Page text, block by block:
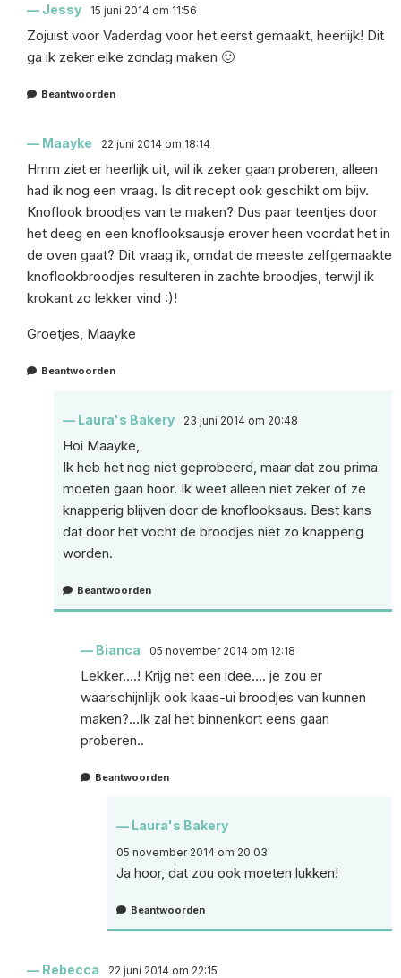
Jessy 15 juni 2014 om 11:56
Zojuist voor Vaderdag voor het eerst gemaakt, heerlijk! Dit
ga ik zeker elke zondag maken 🙂
Beantwoorden
Maayke 22 juni 2014 om 18:14
Hmm ziet er heerlijk uit, wil ik zeker gaan proberen, alleen
had ik nog een vraag. Is dit recept ook geschikt om bijv.
Knoflook broodjes van te maken? Dus paar teentjes door
het deeg en een knoflooksausje erover heen voordat het in
de oven gaat? Dit vraag ik, omdat de meeste zelfgemaakte
knoflookbroodjes resulteren in zachte broodjes, terwijl ik
krokant zo lekker vind :)!
Groetjes, Maayke
Beantwoorden
Laura's Bakery 23 juni 2014 om 20:48
Hoi Maayke,
Ik heb het nog niet geprobeerd, maar dat zou prima
moeten gaan hoor. Ik weet alleen niet zeker of ze
knapperig blijven door de knoflooksaus. Best kans
dat door het vocht de broodjes niet zo knapperig
worden.
Beantwoorden
Bianca 05 november 2014 om 12:18
Lekker….! Krijg net een idee…. je zou er
waarschijnlijk ook kaas-ui broodjes van kunnen
maken?…Ik zal het binnenkort eens gaan
proberen..
Beantwoorden
Laura's Bakery
05 november 2014 om 20:03
Ja hoor, dat zou ook moeten lukken!
Beantwoorden
Rebecca 22 juni 2014 om 22:15